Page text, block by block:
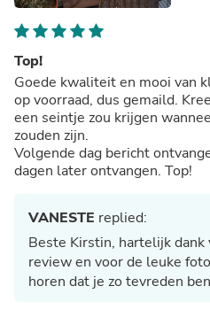
Top!
Goede kwaliteit en mooi van
op voorraad, dus gemaild.
een seintje zou krijgen
zouden zijn.
Volgende dag bericht
dagen later ontvangen. Top!
VANESTE replied:
Beste Kirstin, hartelijk
review en voor de leuke
horen dat je zo tevreden